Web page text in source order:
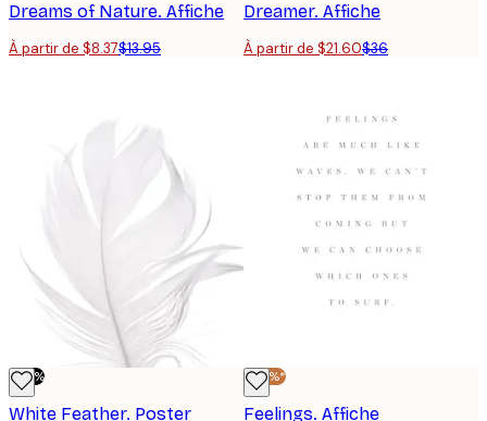
Dreams of Nature. Affiche
À partir de $8.37$13.95
Dreamer. Affiche
À partir de $21.60$36
-80%
White Feather. Poster
-40%*
Feelings. Affiche